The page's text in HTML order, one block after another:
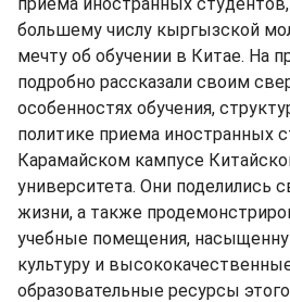
большему числу кыргызской
мечту об обучении в Китае. На
подробно рассказали своим
особенностях обучения,
политике приема иностранных
Карамайском кампусе
университета. Они поделились
жизни, а также
учебные помещения,
культуру и
образовательные ресурсы